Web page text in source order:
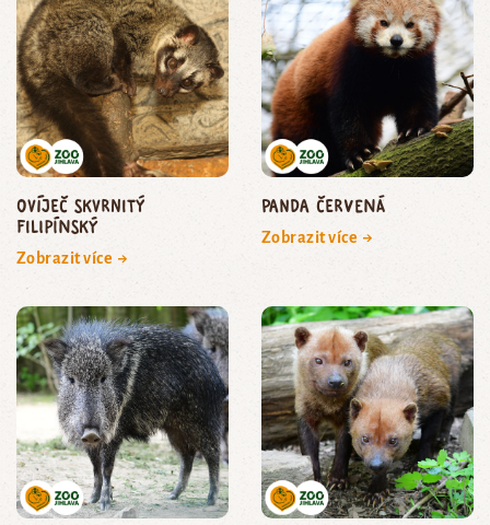
ovíječ skvrnitý
filipínský
Zobrazit více →
panda červená
Zobrazit více →